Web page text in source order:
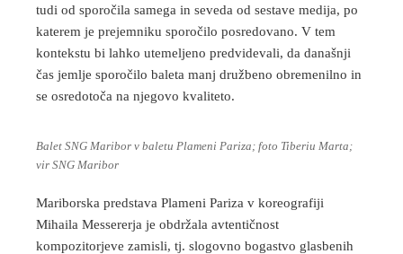
tudi od sporočila samega in seveda od sestave medija, po
katerem je prejemniku sporočilo posredovano. V tem
kontekstu bi lahko utemeljeno predvidevali, da današnji
čas jemlje sporočilo baleta manj družbeno obremenilno in
se osredotoča na njegovo kvaliteto.
Balet SNG Maribor v baletu Plameni Pariza; foto Tiberiu Marta;
vir SNG Maribor
Mariborska predstava Plameni Pariza v koreografiji
Mihaila Messererja je obdržala avtentičnost
kompozitorjeve zamisli, tj. slogovno bogastvo glasbenih